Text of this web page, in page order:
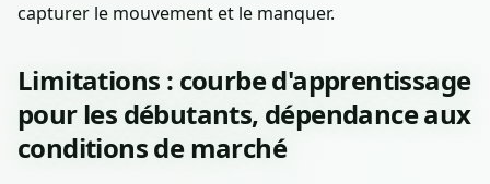
capturer le mouvement et le manquer.
Limitations : courbe d'apprentissage
pour les débutants, dépendance aux
conditions de marché